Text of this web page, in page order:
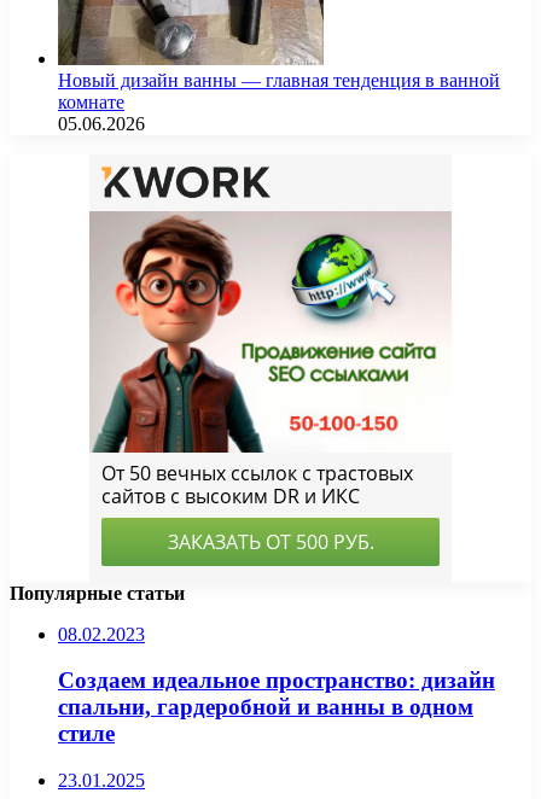
Новый дизайн ванны — главная тенденция в ванной
комнате
05.06.2026
Популярные статьи
08.02.2023
Создаем идеальное пространство: дизайн
спальни, гардеробной и ванны в одном
стиле
23.01.2025